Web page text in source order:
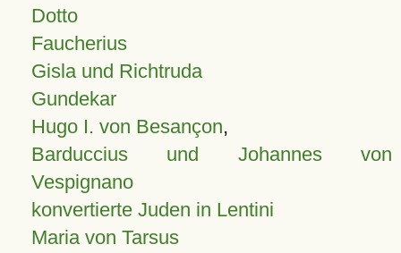
Dotto
Faucherius
Gisla und Richtruda
Gundekar
Hugo I. von Besançon,
Barduccius und Johannes von
Vespignano
konvertierte Juden in Lentini
Maria von Tarsus